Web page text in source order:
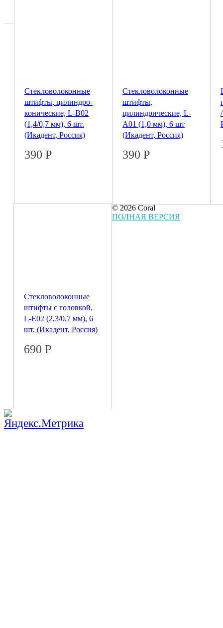
Стекловолоконные
штифты, цилиндро-
конические, L-B02
(1,4/0,7 мм), 6 шт.
(Икадент, Россия)
390 Р
Стекловолоконные
штифты,
цилиндрические, L-
A01 (1,0 мм), 6 шт
(Икадент, Россия)
390 Р
Стекловолоконные
штифты с головкой,
L-E02 (2,3/0,7 мм), 6
шт. (Икадент, Россия)
690 Р
© 2026 Coral
ПОЛНАЯ ВЕРСИЯ